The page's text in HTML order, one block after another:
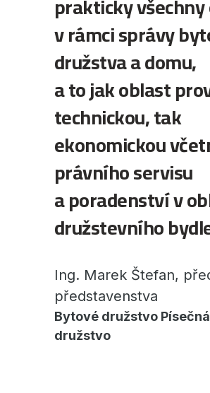
v rámci správy
družstva a domu,
a to jak oblast
technickou, tak
ekonomickou
právního servisu
a poradenství v
družstevního
Ing. Marek Štefan,
představenstva
Bytové družstvo
družstvo